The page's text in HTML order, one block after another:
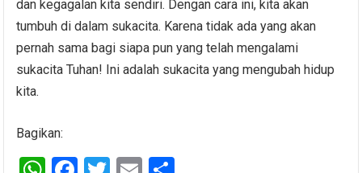
dan kegagalan kita sendiri. Dengan cara ini, kita akan
tumbuh di dalam sukacita. Karena tidak ada yang akan
pernah sama bagi siapa pun yang telah mengalami
sukacita Tuhan! Ini adalah sukacita yang mengubah hidup
kita.
Bagikan: